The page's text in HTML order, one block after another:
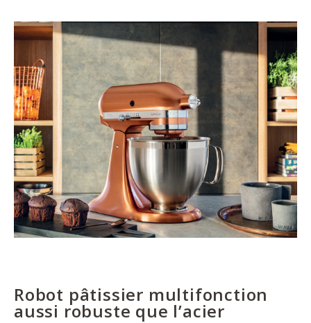
Robot pâtissier multifonction
aussi robuste que l’acier